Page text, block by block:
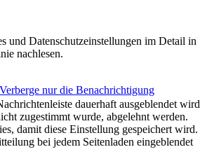
und Datenschutzeinstellungen im Detail in
nachlesen.
Verberge nur die Benachrichtigung
dauerhaft ausgeblendet wird
zugestimmt wurde, abgelehnt werden.
damit diese Einstellung gespeichert wird.
bei jedem Seitenladen eingeblendet